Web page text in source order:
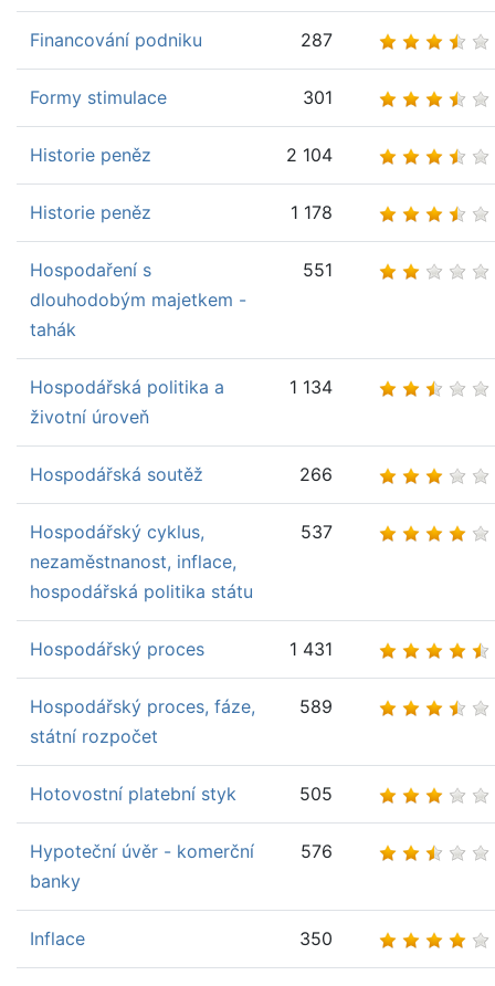
Financování podniku 287
Formy stimulace 301
Historie peněz 2 104
Historie peněz 1 178
Hospodaření s
dlouhodobým majetkem -
tahák
551
Hospodářská politika a
životní úroveň
1 134
Hospodářská soutěž 266
Hospodářský cyklus,
nezaměstnanost, inflace,
hospodářská politika státu
537
Hospodářský proces 1 431
Hospodářský proces, fáze,
státní rozpočet
589
Hotovostní platební styk 505
Hypoteční úvěr - komerční
banky
576
Inflace 350